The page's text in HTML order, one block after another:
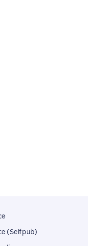
(Selfpub)